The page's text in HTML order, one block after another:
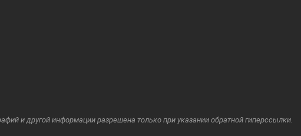
и другой информации разрешена только при указании обратной гиперссылки.